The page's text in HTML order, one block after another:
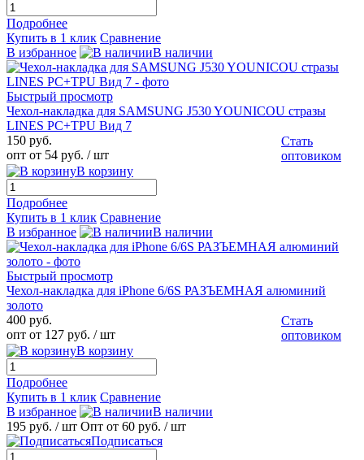
Подробнее
Купить в 1 клик Сравнение
В избранное
В наличии
Быстрый просмотр
Чехол-накладка для SAMSUNG J530 YOUNICOU стразы
LINES PC+TPU Вид 7
150 руб.
опт от 54 руб. / шт
Стать
оптовиком
В корзину
Подробнее
Купить в 1 клик Сравнение
В избранное
В наличии
Быстрый просмотр
Чехол-накладка для iPhone 6/6S РАЗЪЕМНАЯ алюминий
золото
400 руб.
опт от 127 руб. / шт
Стать
оптовиком
В корзину
Подробнее
Купить в 1 клик Сравнение
В избранное
В наличии
195 руб. / шт Опт от 60 руб. / шт
Подписаться